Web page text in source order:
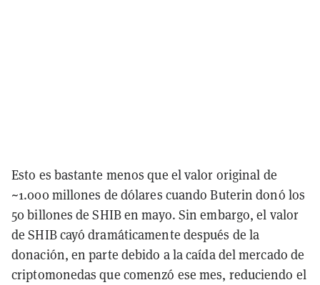
Esto es bastante menos que el valor original de
~1.000 millones de dólares cuando Buterin donó los
50 billones de SHIB en mayo. Sin embargo, el valor
de SHIB cayó dramáticamente después de la
donación, en parte debido a la caída del mercado de
criptomonedas que comenzó ese mes, reduciendo el